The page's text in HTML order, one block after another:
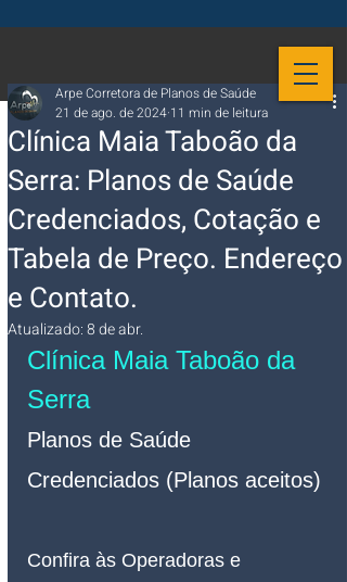
Clínica Maia Taboão da
Serra: Planos de Saúde
Credenciados, Cotação e
Tabela de Preço. Endereço
e Contato.
Arpe Corretora de Planos de Saúde
21 de ago. de 2024 11 min de leitura
Atualizado:8 de abr.
Clínica Maia Taboão da
Serra
Planos de Saúde
Credenciados (Planos aceitos)
Confira às Operadoras e